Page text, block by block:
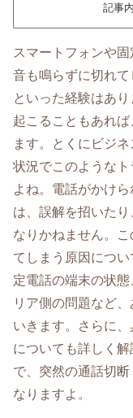
記事
スマートフォンや
音も鳴らずに切れて
といった経験はあ
起こることもあれ
ます。とくにビジ
状況でこのような
よね。電話がかけ
は、誤解を招いた
なりかねません。
てしまう原因につ
定電話の端末の状
リア側の問題など
いきます。さらに
についても詳しく
で、突然の通話切
なりますよ。